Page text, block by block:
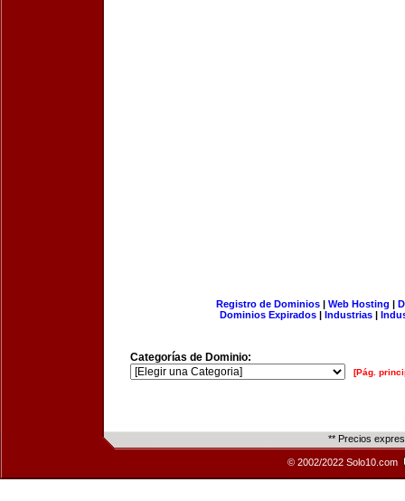
Registro de Dominios| Web Hosting |
Dominios Expirados | Industrias |
Categorías de Dominio:
[Pág.
** Precios
© 2002/2022 Solo10.com